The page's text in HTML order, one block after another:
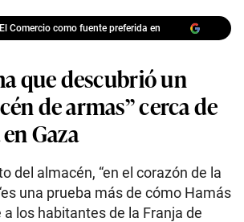
Comercio como fuente preferida en
que descubrió un
de armas” cerca de
Gaza
del almacén, “en el corazón de la
una prueba más de cómo Hamás
los habitantes de la Franja de